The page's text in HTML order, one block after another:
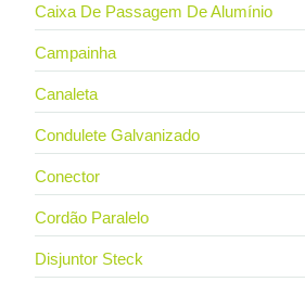
Caixa De Passagem De Alumínio
Campainha
Canaleta
Condulete Galvanizado
Conector
Cordão Paralelo
Disjuntor Steck